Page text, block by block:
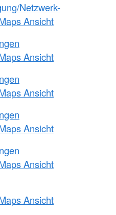
Netzwerk-
Ansicht
Ansicht
Ansicht
Ansicht
Ansicht
Ansicht